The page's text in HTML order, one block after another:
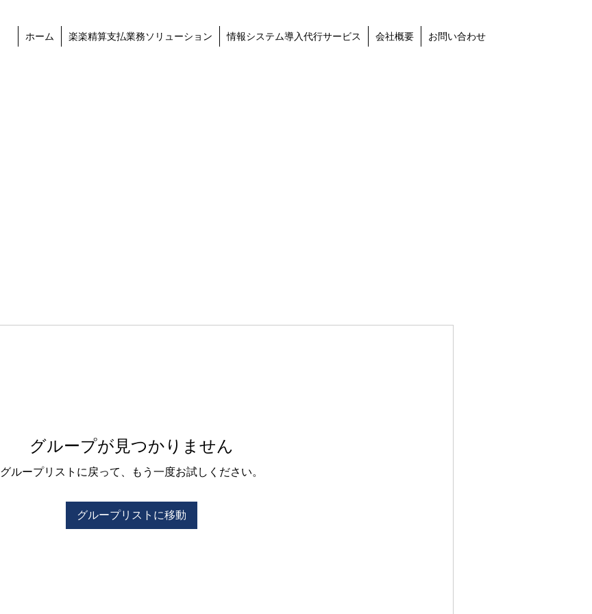
ホーム 楽楽精算支払業務ソリューション 情報システム導入代行サービス 会社概要 お問い合わせ
グループが見つかりません
グループリストに戻って、もう一度お試しください。
グループリストに移動